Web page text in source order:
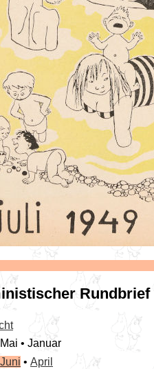
Rundbrief
Mai • Januar
Juni • April